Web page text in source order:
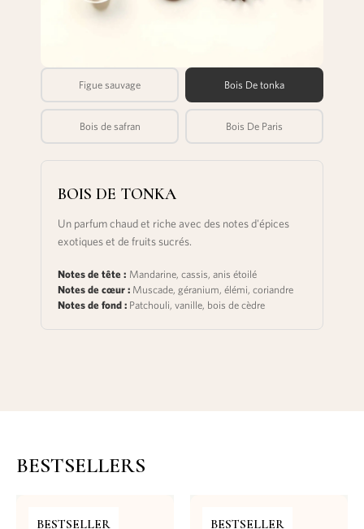
Figue sauvage Bois De tonka
Bois de safran Bois De Paris
BOIS DE TONKA
Un parfum chaud et riche avec des notes d'épices
exotiques et de fruits sucrés.
Notes de tête : Mandarine, cassis, anis étoilé
Notes de cœur : Muscade, géranium, élémi, coriandre
Notes de fond : Patchouli, vanille, bois de cèdre
BESTSELLERS
BESTSELLER BESTSELLER